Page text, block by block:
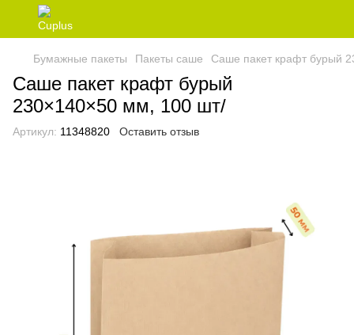
Бумажные пакеты Пакеты саше Саше пакет крафт бурый
Саше пакет крафт бурый
230×140×50 мм, 100 шт/
Артикул: 11348820 Оставить отзыв